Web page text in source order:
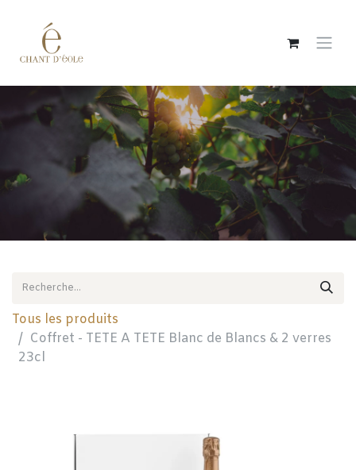
Tous les produits
Coffret - TETE A TETE Blanc de Blancs & 2 verres
23cl